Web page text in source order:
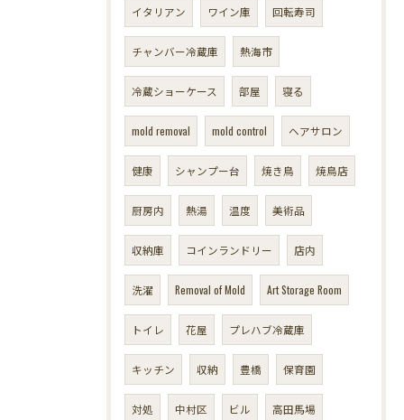
イタリアン ワイン庫 回転寿司
チャンバー冷蔵庫 熱海市
冷蔵ショーケース 部屋 寝る
mold removal mold control ヘアサロン
健康 シャンプー台 焼き鳥 焼鳥店
厨房内 熱湯 温度 美術品
収納庫 コインランドリー 店内
洗濯 Removal of Mold Art Storage Room
トイレ 花屋 プレハブ冷蔵庫
キッチン 収納 豊橋 保育園
対処 中村区 ビル 高田馬場